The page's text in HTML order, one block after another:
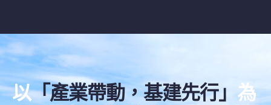
以「產業帶動，基建先行」 為